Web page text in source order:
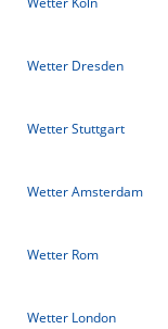
Wetter Dresden
Wetter Stuttgart
Wetter Amsterdam
Wetter Rom
Wetter London